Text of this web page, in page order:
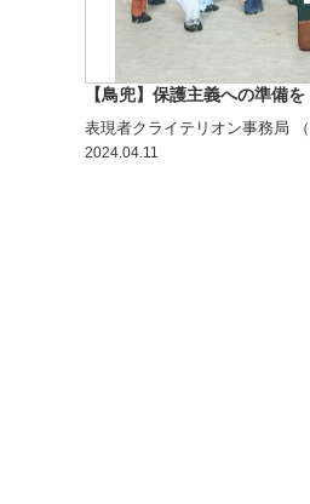
【鳥兜】保護主義への準備を
表現者クライテリオン事務局 （
2024.04.11